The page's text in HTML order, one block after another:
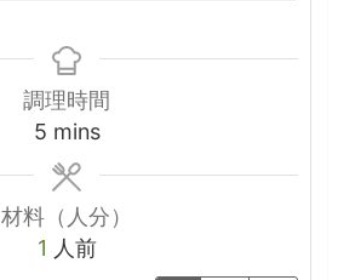
調理時間
5minutes
mins
材料（人分）
1 人前